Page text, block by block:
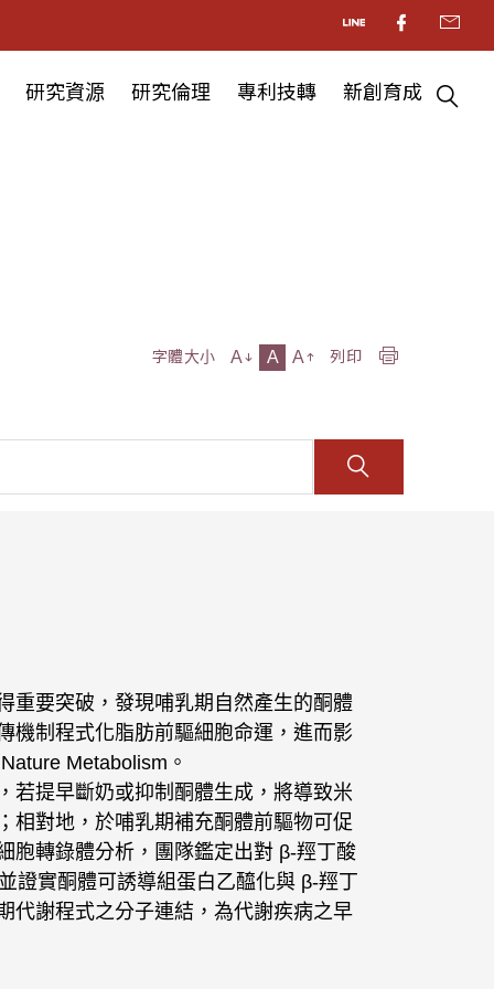
研究資源 研究倫理 專利技轉 新創育成
字體大小 A A A 列印
重要突破，發現哺乳期自然產生的酮體
機制程式化脂肪前驅細胞命運，進而影
Metabolism。
若提早斷奶或抑制酮體生成，將導致米
相對地，於哺乳期補充酮體前驅物可促
胞轉錄體分析，團隊鑑定出對 β-羥丁酸
證實酮體可誘導組蛋白乙醯化與 β-羥丁
代謝程式之分子連結，為代謝疾病之早